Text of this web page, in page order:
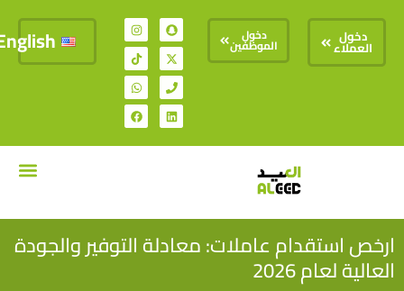
دخول
العملاء
دخول
الموظفين English
ارخص استقدام عاملات: معادلة التوفير والجودة
العالية لعام 2026